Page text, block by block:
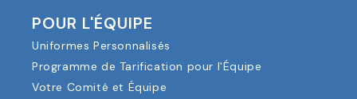
POUR L'ÉQUIPE
Uniformes Personnalisés
Programme de Tarification pour l'Équipe
Votre Comité et Équipe